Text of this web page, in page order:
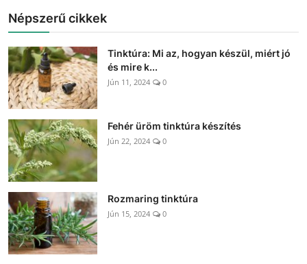
Népszerű cikkek
Tinktúra: Mi az, hogyan készül, miért jó
és mire k...
Jún 11, 2024 0
Fehér üröm tinktúra készítés
Jún 22, 2024 0
Rozmaring tinktúra
Jún 15, 2024 0